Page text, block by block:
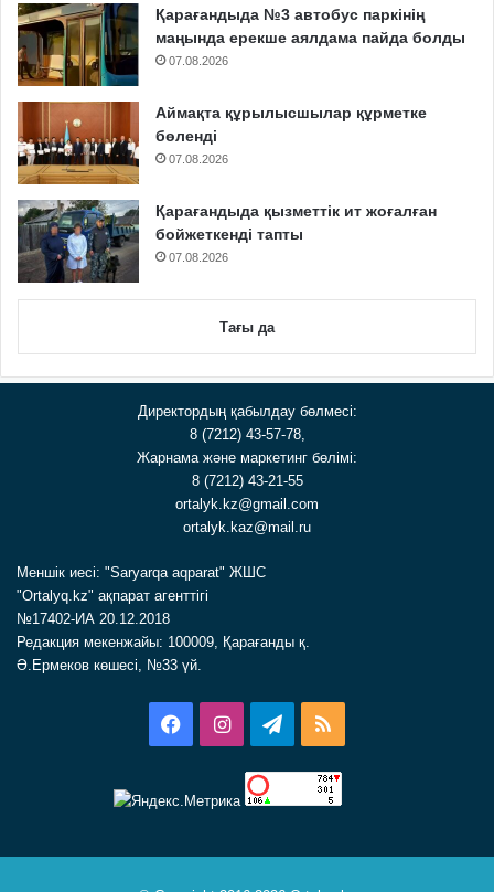
Қарағандыда №3 автобус паркінің
маңында ерекше аялдама пайда болды
07.08.2026
Аймақта құрылысшылар құрметке
бөленді
07.08.2026
Қарағандыда қызметтік ит жоғалған
бойжеткенді тапты
07.08.2026
Тағы да
Директордың қабылдау бөлмесі:
8 (7212) 43-57-78,
Жарнама және маркетинг бөлімі:
8 (7212) 43-21-55
ortalyk.kz@gmail.com
ortalyk.kaz@mail.ru
Меншік иесі: "Saryarqa aqparat" ЖШС
"Ortalyq.kz" ақпарат агенттігі
№17402-ИА 20.12.2018
Редакция мекенжайы: 100009, Қарағанды қ.
Ә.Ермеков көшесі, №33 үй.
FacebookInstagramTelegram